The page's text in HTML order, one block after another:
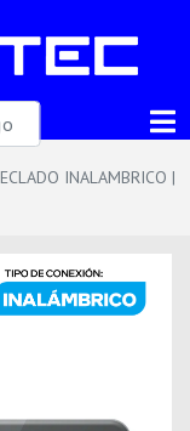
INALAMBRICO |